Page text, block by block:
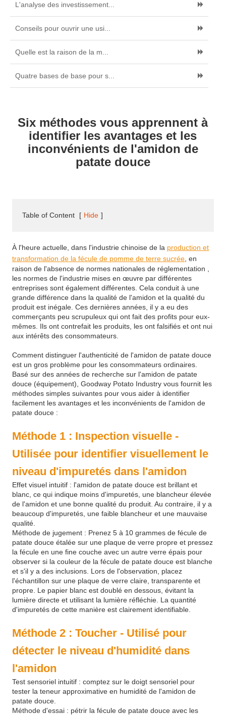
L'analyse des investissement...
Conseils pour ouvrir une usi...
Quelle est la raison de la m...
Quatre bases de base pour s...
Six méthodes vous apprennent à
identifier les avantages et les
inconvénients de l'amidon de
patate douce
Table of Content [ Hide ]
À l'heure actuelle, dans l'industrie chinoise de la production et
transformation de la fécule de pomme de terre sucrée , en
raison de l'absence de normes nationales de réglementation ,
les normes de l'industrie mises en œuvre par différentes
entreprises sont également différentes. Cela conduit à une
grande différence dans la qualité de l'amidon et la qualité du
produit est inégale. Ces dernières années, il y a eu des
commerçants peu scrupuleux qui ont fait des profits pour eux-
mêmes. Ils ont contrefait les produits, les ont falsifiés et ont nui
aux intérêts des consommateurs.
Comment distinguer l'authenticité de l'amidon de patate douce
est un gros problème pour les consommateurs ordinaires.
Basé sur des années de recherche sur l'amidon de patate
douce (équipement), Goodway Potato Industry vous fournit les
méthodes simples suivantes pour vous aider à identifier
facilement les avantages et les inconvénients de l'amidon de
patate douce :
Méthode 1 : Inspection visuelle -
Utilisée pour identifier visuellement le
niveau d'impuretés dans l'amidon
Effet visuel intuitif : l'amidon de patate douce est brillant et
blanc, ce qui indique moins d'impuretés, une blancheur élevée
de l'amidon et une bonne qualité du produit. Au contraire, il y a
beaucoup d'impuretés, une faible blancheur et une mauvaise
qualité.
Méthode de jugement : Prenez 5 à 10 grammes de fécule de
patate douce étalée sur une plaque de verre propre et pressez
la fécule en une fine couche avec un autre verre épais pour
observer si la couleur de la fécule de patate douce est blanche
et s'il y a des inclusions. Lors de l'observation, placez
l'échantillon sur une plaque de verre claire, transparente et
propre. Le papier blanc est doublé en dessous, évitant la
lumière directe et utilisant la lumière réfléchie. La quantité
d'impuretés de cette manière est clairement identifiable.
Méthode 2 : Toucher - Utilisé pour
détecter le niveau d'humidité dans
l'amidon
Test sensoriel intuitif : comptez sur le doigt sensoriel pour
tester la teneur approximative en humidité de l'amidon de
patate douce.
Méthode d'essai : pétrir la fécule de patate douce avec les